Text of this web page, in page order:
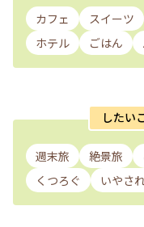
カフェ スイーツ
ホテル
ごはん
したい
週末旅 絶景旅
くつろぐ
いやさ